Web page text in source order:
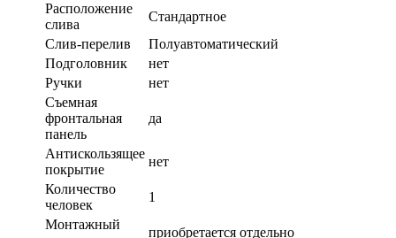
Расположение
слива
Стандартное
Слив-перелив
Полуавтоматический
Подголовник
нет
Ручки
нет
Съемная
фронтальная
панель
да
Антискользящее
покрытие
нет
Количество
человек
1
Монтажный
приобретается отдельно